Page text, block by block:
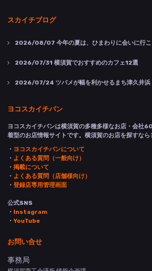
スカイチブログ
2026/08/07 今年の夏は、ひまわりに会いに行こ
2026/07/31 横須賀でおすすめのカフェ12選
2026/07/24 ツバメが幅を利かせるまち津久井浜
ヨコスカイチバン
ヨコスカイチバンは横須賀の多種多様なお店・会社
着型のお店情報サイトです。横須賀のお店を探すなら
・ ヨコスカイチバンについて
・ よくある質問（一般向け）
・ 掲載について
・ よくある質問（店舗様向け）
・ 登録店専用管理画面
公式SNS
・ Instagram
・ YouTube
お問い合せ
事務局